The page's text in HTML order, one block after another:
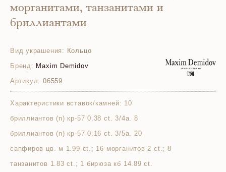
морганитами, танзанитами и
бриллиантами
Вид украшения: Кольцо
Бренд: Maxim Demidov
Артикул: 06559
Характеристики вставок/камней: 10
бриллиантов (n) кр-57 0.38 ct. 3/4а. 8
бриллиантов (n) кр-57 0.16 ct. 3/5а. 20
сапфиров цв. м 1.99 ct.; 16 морганитов 2 ct.; 8
танзанитов 1.83 ct.; 1 бирюза кб 14.89 ct.